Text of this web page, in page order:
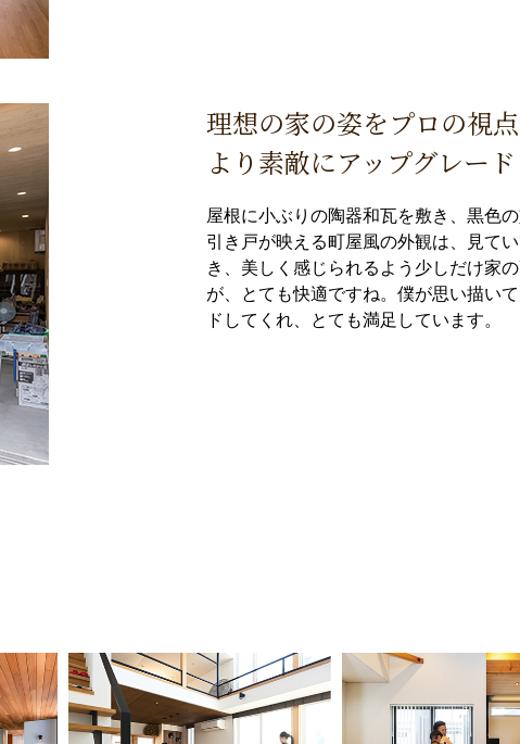
理想の家の姿をプロの視
より素敵にアップグレード
屋根に小ぶりの陶器和瓦を敷き、黒色
引き戸が映える町屋風の外観は、見て
き、美しく感じられるよう少しだけ家
が、とても快適ですね。僕が思い描い
ドしてくれ、とても満足しています。